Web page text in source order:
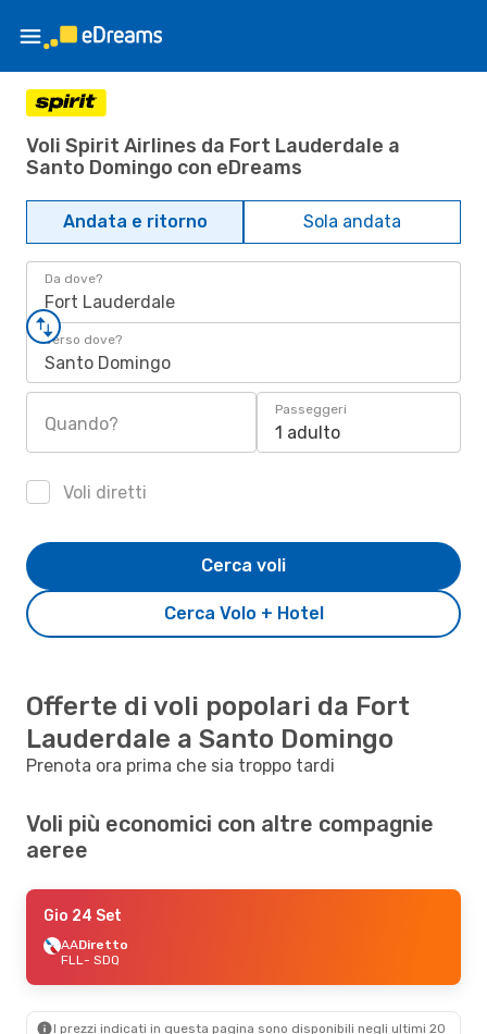
Voli Spirit Airlines da Fort Lauderdale a
Santo Domingo con eDreams
Andata e ritorno Sola andata
Da dove?
Fort Lauderdale
Verso dove?
Santo Domingo
Quando?
Passeggeri
1 adulto
Voli diretti
Cerca Volo + Hotel
Cerca voli
Offerte di voli popolari da Fort
Lauderdale a Santo Domingo
Prenota ora prima che sia troppo tardi
Voli più economici con altre compagnie
aeree
Gio 24 Set
AADiretto
FLL- SDQ
I prezzi indicati in questa pagina sono disponibili negli ultimi 20